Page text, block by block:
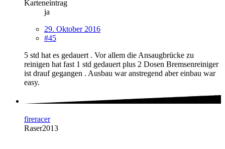
Karteneintrag
ja
29. Oktober 2016
#45
5 std hat es gedauert . Vor allem die Ansaugbrücke zu
reinigen hat fast 1 std gedauert plus 2 Dosen Bremsenreiniger
ist drauf gegangen . Ausbau war anstregend aber einbau war
easy.
fireracer
Raser2013